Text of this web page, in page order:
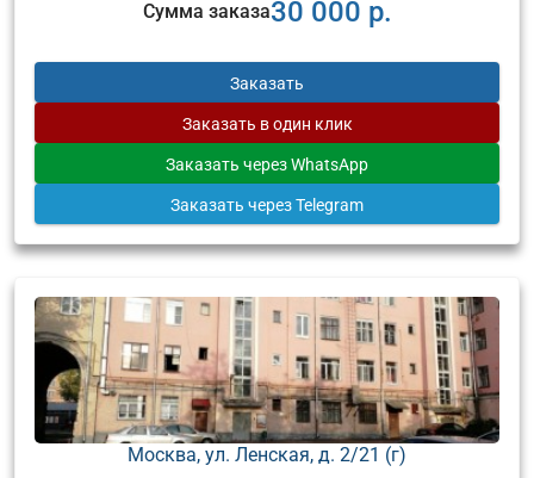
Сумма заказа30 000 р.
Заказать
Заказать в один клик
Заказать через WhatsApp
Заказать через Telegram
Москва, ул. Ленская, д. 2/21 (г)